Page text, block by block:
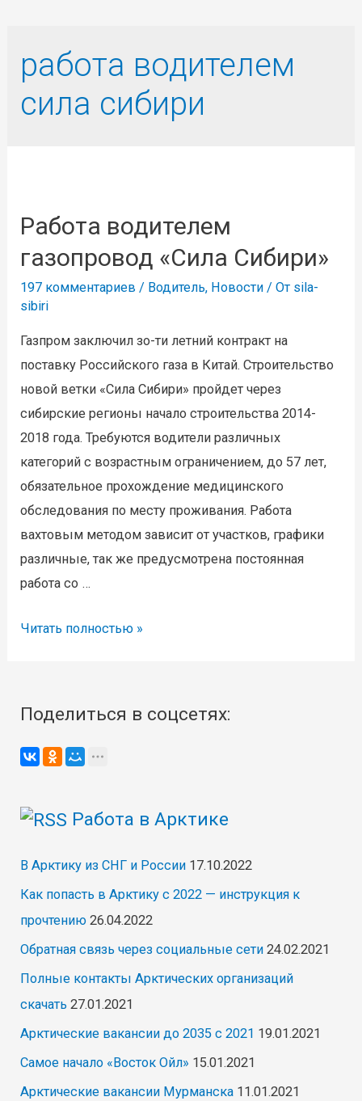
работа водителем
сила сибири
Работа водителем
газопровод «Сила Сибири»
197 комментариев / Водитель, Новости / От sila-
sibiri
Газпром заключил зо-ти летний контракт на
поставку Российского газа в Китай. Строительство
новой ветки «Сила Сибири» пройдет через
сибирские регионы начало строительства 2014-
2018 года. Требуются водители различных
категорий с возрастным ограничением, до 57 лет,
обязательное прохождение медицинского
обследования по месту проживания. Работа
вахтовым методом зависит от участков, графики
различные, так же предусмотрена постоянная
работа со …
Работа
Сибири»
Читать полностью »
Поделиться в соцсетях:
Работа в Арктике
В Арктику из СНГ и России 17.10.2022
Как попасть в Арктику с 2022 — инструкция к
прочтению 26.04.2022
Обратная связь через социальные сети 24.02.2021
Полные контакты Арктических организаций
скачать 27.01.2021
Арктические вакансии до 2035 с 2021 19.01.2021
Самое начало «Восток Ойл» 15.01.2021
Арктические вакансии Мурманска 11.01.2021